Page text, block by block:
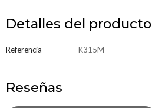
Detalles del producto
Referencia K315M
Reseñas